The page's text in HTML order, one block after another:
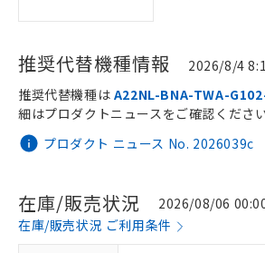
推奨代替機種情報 2026/8/4
プロダクト ニュース No. 2026039c
推奨代替機種は A22NL-BNA-TWA-
細はプロダクトニュースをご確認ください
在庫/販売状況
2026/08/06
在庫/販売状況 ご利用条件